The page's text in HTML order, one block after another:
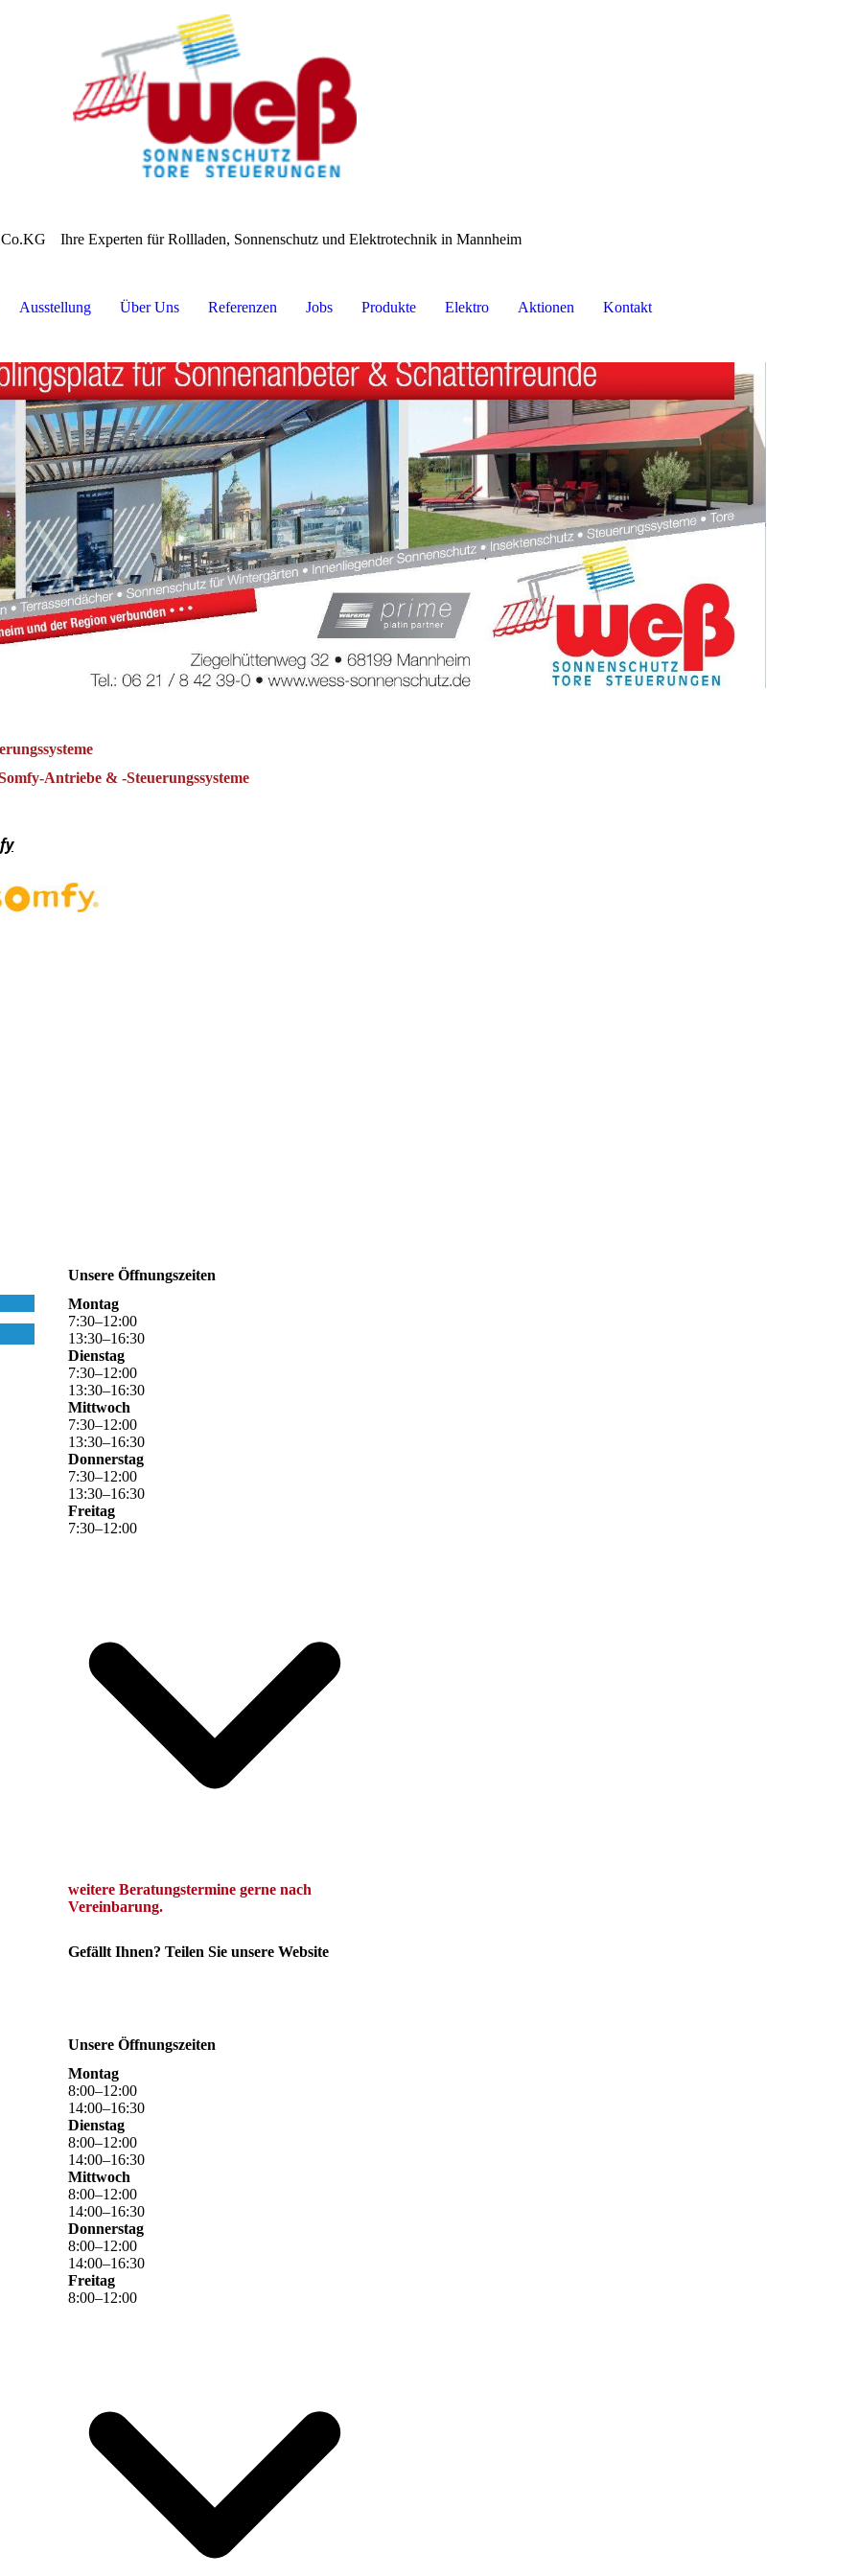
Ihre Experten für Rollladen, Sonnenschutz und Elektrotechnik in Mannheim
Ausstellung Über Uns Referenzen Jobs Produkte Elektro Aktionen Kontakt
Antriebe & -Steuerungssysteme
Unsere Öffnungszeiten
Montag
7:30–12:00
13:30–16:30
Dienstag
7:30–12:00
13:30–16:30
Mittwoch
7:30–12:00
13:30–16:30
Donnerstag
7:30–12:00
13:30–16:30
Freitag
7:30–12:00
weitere Beratungstermine gerne nach
Vereinbarung.
Gefällt Ihnen? Teilen Sie unsere Website
Unsere Öffnungszeiten
Montag
8:00–12:00
14:00–16:30
Dienstag
8:00–12:00
14:00–16:30
Mittwoch
8:00–12:00
14:00–16:30
Donnerstag
8:00–12:00
14:00–16:30
Freitag
8:00–12:00